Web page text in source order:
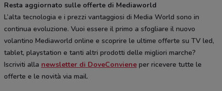
Resta aggiornato sulle offerte di Mediaworld
L’alta tecnologia e i prezzi vantaggiosi di Media World sono in
continua evoluzione. Vuoi essere il primo a sfogliare il nuovo
volantino Mediaworld online e scoprire le ultime offerte su TV led,
tablet, playstation e tanti altri prodotti delle migliori marche?
Iscriviti alla newsletter di DoveConviene per ricevere tutte le
offerte e le novità via mail.